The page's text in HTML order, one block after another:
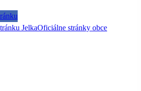
JelkaOficiálne stránky obce